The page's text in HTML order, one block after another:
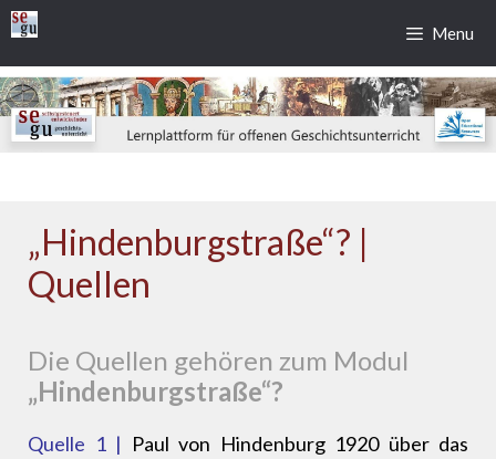
Zum
Inhalt
springen
Menu
„Hindenburgstraße“? |
Quellen
Die Quellen gehören zum Modul
„Hindenburgstraße“?
Quelle 1 | Paul von Hindenburg 1920 über das